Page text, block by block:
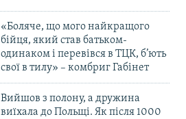
«Боляче, що мого найкращого
бійця, який став батьком-
одинаком і перевівся в ТЦК, б’ють
свої в тилу» – комбриг Габінет
Вийшов з полону, а дружина
виїхала до Польщі. Як після 1000